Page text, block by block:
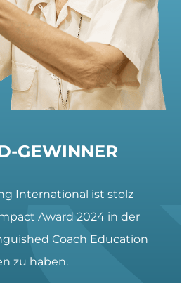
GEWINNER
International ist stolz
Award 2024 in der
Coach Education
zu haben.